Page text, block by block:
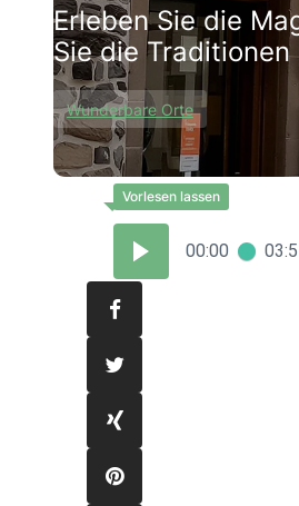
Erleben Sie die
Sie die
Wunderbare Orte
00:00